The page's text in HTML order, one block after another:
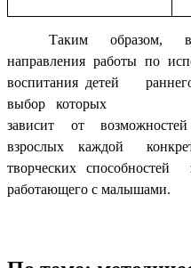
Таким образом,
направления работы по
воспитания детей
выбор которых
зависит от
взрослых каждой
творческих способностей
работающего с малышами.